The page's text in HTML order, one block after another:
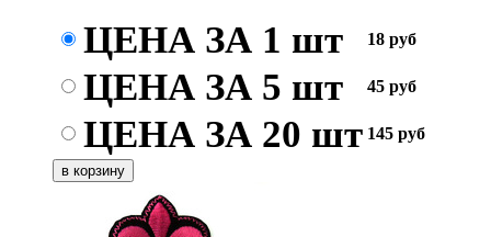
ЦЕНА ЗА 1 шт 18 руб
ЦЕНА ЗА 5 шт 45 руб
ЦЕНА ЗА 20 шт 145 руб